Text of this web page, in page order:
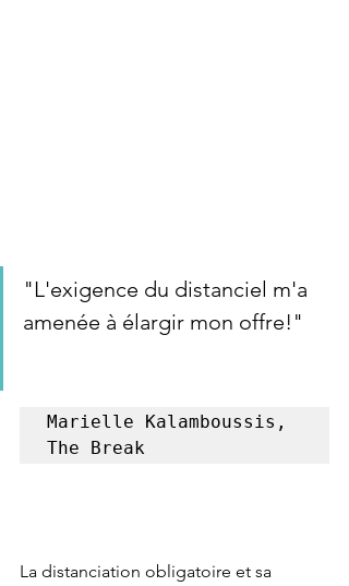
"L'exigence du distanciel m'a
amenée à élargir mon offre!"
Marielle Kalamboussis,
The Break
La distanciation obligatoire et sa